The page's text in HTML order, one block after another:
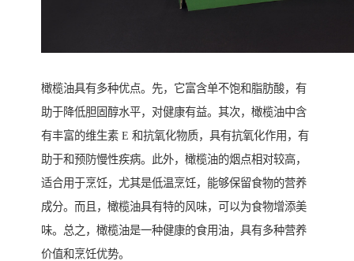
橄榄油具有多种优点。先，它富含单不饱和脂肪酸，有
助于降低胆固醇水平，对健康有益。其次，橄榄油中含
有丰富的维生素 E 和抗氧化物质，具有抗氧化作用，有
助于和预防慢性疾病。此外，橄榄油的烟点相对较高，
适合用于烹饪，尤其是低温烹饪，能够保留食物的营养
成分。而且，橄榄油具有特的风味，可以为食物增添美
味。总之，橄榄油是一种健康的食用油，具有多种营养
价值和烹饪优势。